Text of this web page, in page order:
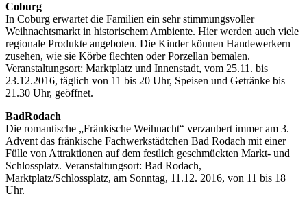
Coburg
In Coburg erwartet die Familien ein sehr stimmungsvoller
Weihnachtsmarkt in historischem Ambiente. Hier werden auch viele
regionale Produkte angeboten. Die Kinder können Handewerkern
zusehen, wie sie Körbe flechten oder Porzellan bemalen.
Veranstaltungsort: Marktplatz und Innenstadt, vom 25.11. bis
23.12.2016, täglich von 11 bis 20 Uhr, Speisen und Getränke bis
21.30 Uhr, geöffnet.
BadRodach
Die romantische „Fränkische Weihnacht“ verzaubert immer am 3.
Advent das fränkische Fachwerkstädtchen Bad Rodach mit einer
Fülle von Attraktionen auf dem festlich geschmückten Markt- und
Schlossplatz. Veranstaltungsort: Bad Rodach,
Marktplatz/Schlossplatz, am Sonntag, 11.12. 2016, von 11 bis 18
Uhr.